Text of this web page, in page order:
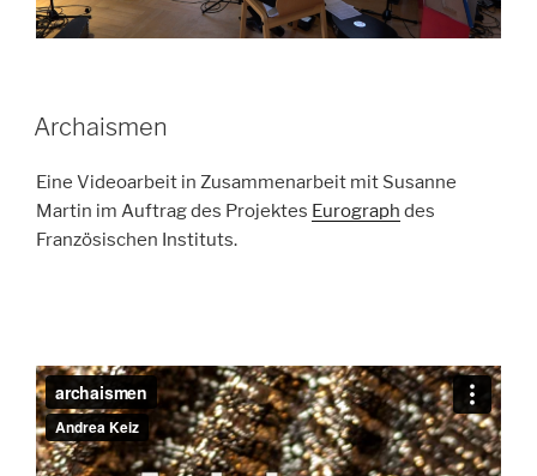
Archaismen
Eine Videoarbeit in Zusammenarbeit mit Susanne
Martin im Auftrag des Projektes Eurograph des
Französischen Instituts.